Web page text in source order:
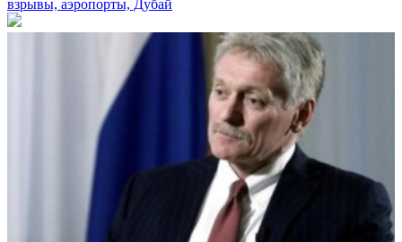
взрывы, аэропорты, Дубай